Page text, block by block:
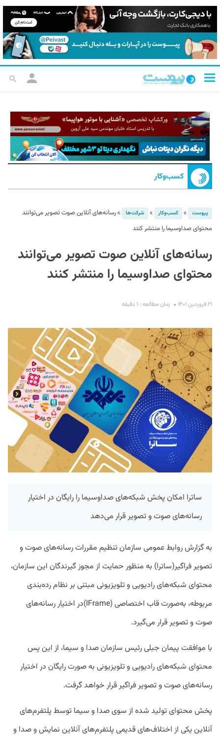
کسب‌و‌کار
پیوست » کسب‌و‌کار » شرکت‌ها »رسانه‌های آنلاین صوت تصویر می‌توانند
محتوای صداوسیما را منتشر کنند
رسانه‌های آنلاین صوت تصویر می‌توانند
محتوای صداوسیما را منتشر کنند
۲۱ فروردین ۱۴۰۱ زمان مطالعه : ۱ دقیقه
ساترا امکان پخش شبکه‌های صداوسیما را رایگان در اختیار
رسانه‌های صوت و تصویر قرار می‌دهد
به گزارش روابط عمومی سازمان تنظیم مقررات رسانه‌های صوت و
تصویر فراگیر(ساترا) به منظور حمایت از مجوز گیرندگان این سازمان،
محتوای شبکه‌های رادیویی و تلویزیونی مبتنی بر نظام رده‌بندی
مربوطه، به‌صورت قاب اختصاصی (IFrame)در اختیار رسانه‌های
صوت و تصویر قرار می‌گیرد.
با موافقت پیمان جبلی رئیس سازمان صدا و سیما، از این پس
محتوای شبکه‌های رادیویی و تلویزیونی به‌ صورت رایگان در اختیار
رسانه‌های صوت و تصویر فراگیر قرار خواهد گرفت.
پخش محتوای تولید شده از سوی صدا و سیما توسط پلتفرم‌های
آنلاین یکی از اختلاف‌های قدیمی پلتفرم‌های آنلاین نمایش و صدا و